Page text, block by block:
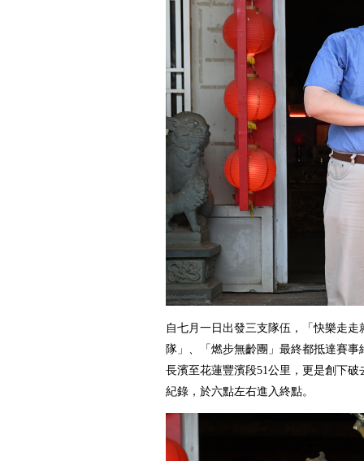
自七月一日出發三支隊伍，「快樂走
隊」、「燃步無齡團」最終都抵達賽
長濱至花蓮豐濱段51公里，更是創下
紀錄，於六點左右進入終點。